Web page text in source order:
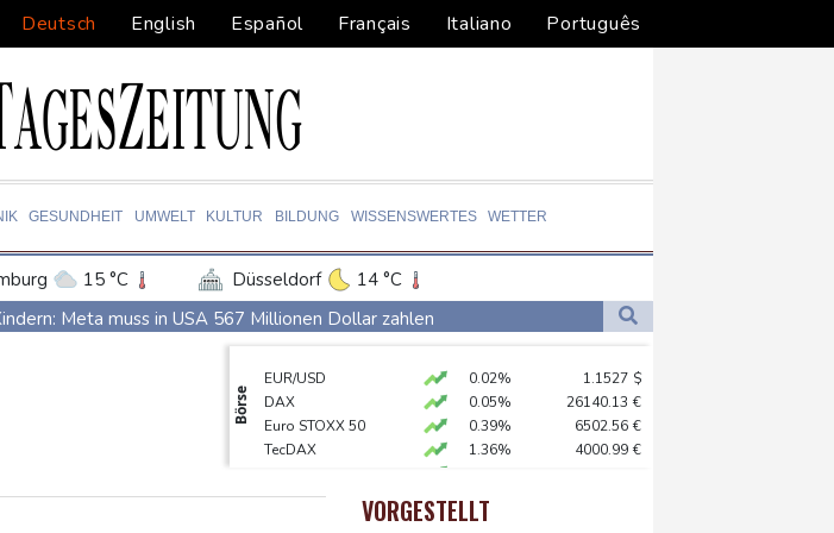
Deutsch English Español Français Italiano Português
GESUNDHEIT UMWELT KULTUR BILDUNG WISSENSWERTES WETTER
15 °C Düsseldorf
14 °C
Leipzig 16 °C Dortmund
13 °C
Bremen
Wien
Meta muss in USA 567 Millionen Dollar zahlen
offenbar Online-Aktivitäten noch stärker überprüfen
muss zentral für Drohnenabwehr zuständig sein
im Streit um US-Staatsbürgerschaft
mit Pakistan nach Saudi-Arabien
Börse
EUR/USD 0.02% 1.1527 $
DAX
0.05% 26140.13 €
Euro STOXX 50
0.39% 6502.56 €
TecDAX
1.36% 4000.99 €
Goldpreis
0.07%
0.06%
VORGESTELLT